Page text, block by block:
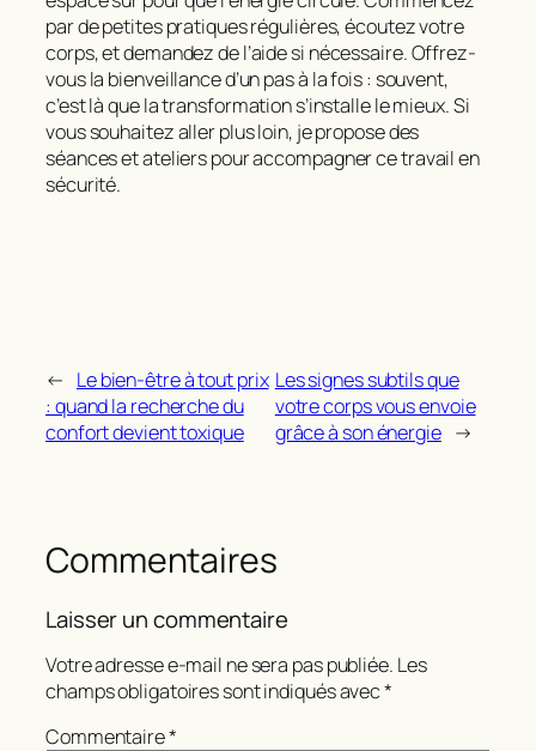
par de petites pratiques régulières, écoutez votre
corps, et demandez de l’aide si nécessaire. Offrez-
vous la bienveillance d’un pas à la fois : souvent,
c’est là que la transformation s’installe le mieux. Si
vous souhaitez aller plus loin, je propose des
séances et ateliers pour accompagner ce travail en
sécurité.
← Le bien-être à tout prix
: quand la recherche du
confort devient toxique
Les signes subtils que
votre corps vous envoie
grâce à son énergie →
Commentaires
Laisser un commentaire
Votre adresse e-mail ne sera pas publiée. Les
champs obligatoires sont indiqués avec*
Commentaire*